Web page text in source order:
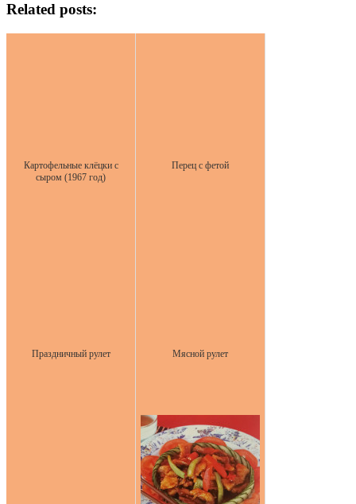
Related posts:
Картофельные клёцки с
сыром (1967 год)
Перец с фетой
Праздничный рулет Мясной рулет